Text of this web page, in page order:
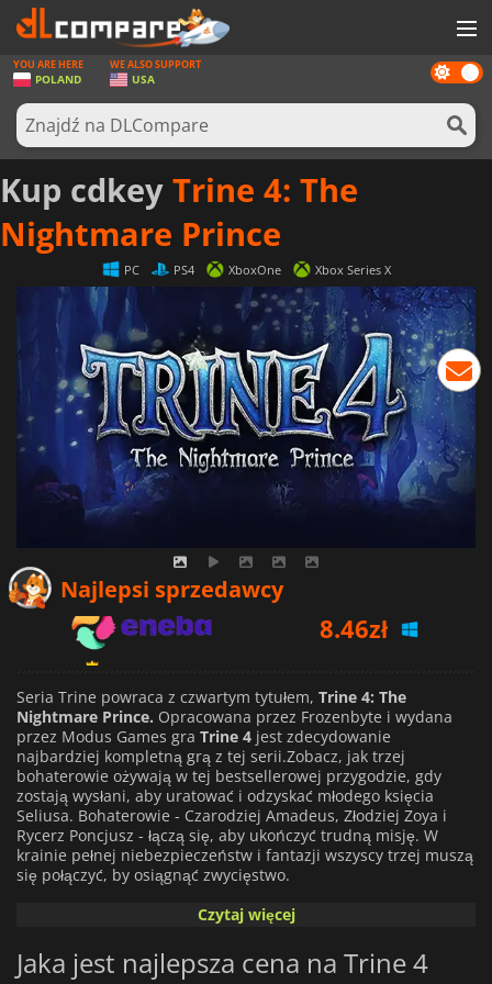
GRY
KARTY DO GIER
OPROGRAMOWANIE
REWARDS
SPRZĘT KOMPUTEROWY
AKTUALNOŚCI
ZALOGUJ SIĘ LUB ZAREJESTRUJ
Dark
mode
YOU ARE HERE
POLAND
WE ALSO SUPPORT
USA
Kup cdkey Trine 4: The
Nightmare Prince
PC PS4 XboxOne Xbox Series X
Najlepsi sprzedawcy
9.13zł
12.42zł
Seria Trine powraca z czwartym tytułem, Trine 4: The
Nightmare Prince. Opracowana przez Frozenbyte i wydana
przez Modus Games gra Trine 4 jest zdecydowanie
najbardziej kompletną grą z tej serii.Zobacz, jak trzej
bohaterowie ożywają w tej bestsellerowej przygodzie, gdy
zostają wysłani, aby uratować i odzyskać młodego księcia
Seliusa. Bohaterowie - Czarodziej Amadeus, Złodziej Zoya i
Rycerz Poncjusz - łączą się, aby ukończyć trudną misję. W
krainie pełnej niebezpieczeństw i fantazji wszyscy trzej muszą
się połączyć, by osiągnąć zwycięstwo.
Książę Selius ma mroczne sny, a w jego snach potwory
przedostają się do prawdziwego świata i powodują
Czytaj więcej
Jaka jest najlepsza cena na Trine 4